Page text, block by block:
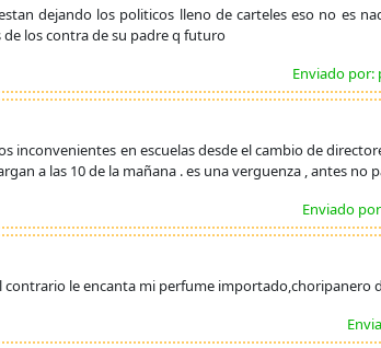
dejando los politicos lleno de carteles eso no es
de los contra de su padre q futuro
Enviado por:
inconvenientes en escuelas desde el cambio de
a las 10 de la mañana . es una verguenza , antes no
Enviado
le encanta mi perfume importado,choripanero